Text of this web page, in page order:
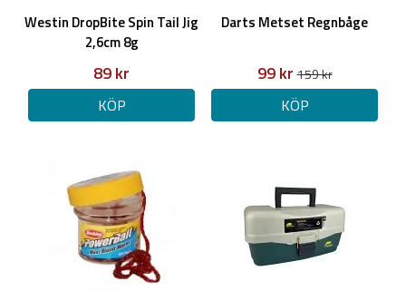
Westin DropBite Spin Tail Jig
2,6cm 8g
89 kr
KÖP
Darts Metset Regnbåge
99 kr159 kr
KÖP